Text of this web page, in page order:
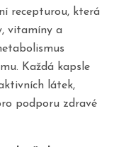
recepturou, která
vitamíny a
Každá kapsle
látek,
podporu zdravé